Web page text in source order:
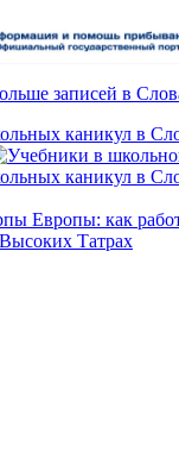
записей в
каникул в
каникул в
Европы: как
Татрах